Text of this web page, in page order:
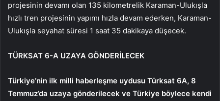
projesinin devamı olan 135 kilometrelik Karaman-Ulukışla
hızlı tren projesinin yapımı hızla devam ederken, Karaman-
Ulukışla seyahat süresi 1 saat 35 dakikaya düşecek.
TÜRKSAT 6-A UZAYA GÖNDERİLECEK
Türkiye’nin ilk milli haberleşme uydusu Türksat 6A, 8
Temmuz’da uzaya gönderilecek ve Türkiye böylece kendi